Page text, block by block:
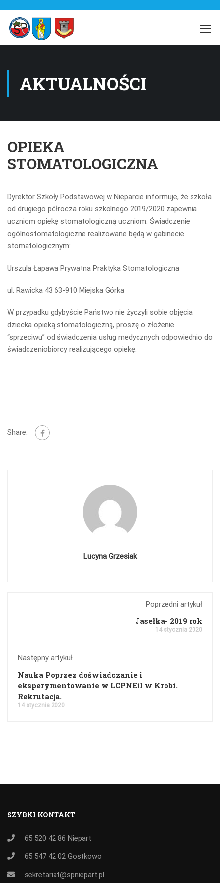
AKTUALNOŚCI
OPIEKA
STOMATOLOGICZNA
Dyrektor Szkoły Podstawowej w Nieparcie informuje, że szkoła
od drugiego półrocza roku szkolnego 2019/2020 zapewnia
uczniom opiekę stomatologiczną uczniom. Świadczenie
ogólnostomatologiczne realizowane będą w gabinecie
stomatologicznym:
Urszula Łapawa Prywatna Praktyka Stomatologiczna
ul. Rawicka 43 63-910 Miejska Górka
W przypadku gdybyście Państwo nie życzyli sobie objęcia
dziecka opieką stomatologiczną, proszę o złożenie
“sprzeciwu” od świadczenia usług medycznych odpowiednio do
świadczeniobiorcy realizującego opiekę.
Share:
Lucyna Grzesiak
Poprzedni artykuł
Jasełka- 2019 rok
14 stycznia 2020
Następny artykuł
Nauka Poprzez doświadczanie i
eksperymentowanie w LCPNEiI w Krobi.
Rekrutacja.
14 stycznia 2020
SZYBKI KONTAKT
65 520 42 86 Niepart
65 547 42 02 Gostkowo
sekretariat@spniepart.pl